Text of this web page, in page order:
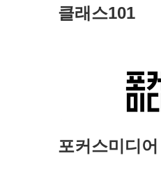
클래스101
포커스미디어